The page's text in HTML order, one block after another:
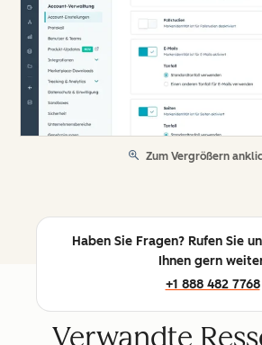
Zum Vergrößern
Haben Sie Fragen? Rufen Sie
Ihnen gern
+1 888 482 7768
Verwandte